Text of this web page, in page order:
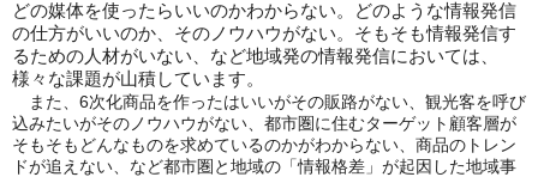
どの媒体を使ったらいいのかわからない。どのような情報発信
の仕方がいいのか、そのノウハウがない。そもそも情報発信す
るための人材がいない、など地域発の情報発信においては、
様々な課題が山積しています。
また、6次化商品を作ったはいいがその販路がない、観光客を呼び
込みたいがそのノウハウがない、都市圏に住むターゲット顧客層が
そもそもどんなものを求めているのかがわからない、商品のトレン
ドが追えない、など都市圏と地域の「情報格差」が起因した地域事